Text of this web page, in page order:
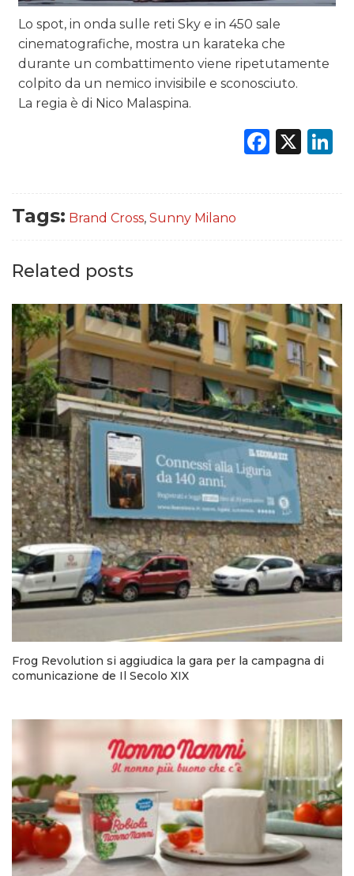
NORMATIVE
TREND
CASE HISTORY
Lo spot, in onda sulle reti Sky e in 450 sale
cinematografiche, mostra un karateka che
durante un combattimento viene ripetutamente
colpito da un nemico invisibile e sconosciuto.
La regia è di Nico Malaspina.
X
Tags: Brand Cross, Sunny Milano
Related posts
Frog Revolution si aggiudica la gara per la campagna di
comunicazione de Il Secolo XIX